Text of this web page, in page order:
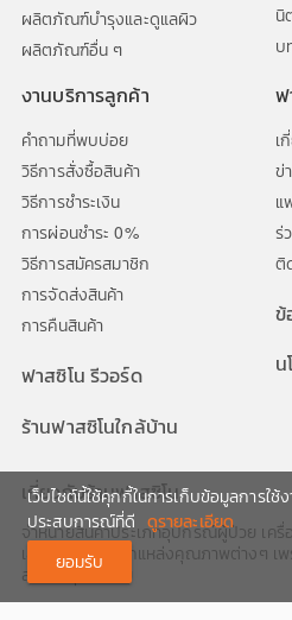
ผลิตภัณฑ์บำรุงและดูแลผิว
ผลิตภัณฑ์อื่น ๆ
นิ
บ
งานบริการลูกค้า
คำถามที่พบบ่อย
วิธีการสั่งซื้อสินค้า
วิธีการชำระเงิน
การผ่อนชำระ 0%
วิธีการสมัครสมาชิก
การจัดส่งสินค้า
การคืนสินค้า
ฟาสซิโน รีวอร์ด
ร้านฟาสซิโนใกล้บ้าน
ฟ
เ
ข่
แ
ร่
ติ
ข้
น
เกี่ยวกับร้านฟาสซิโน
จำหน่ายสินค้าประเภทอุปกรณ์ผู้ป่วย เค
เสริมทุกชนิด จากแหล่งคุณภาพต่างๆ เ
สำหรับทุกช่วงวัย
เว็บไซต์นี้ใช้คุกกี้ในการเก็บข้อมูลการใช้
ประสบการณ์ที่ดี ดูรายละเอียด
ยอมรับ